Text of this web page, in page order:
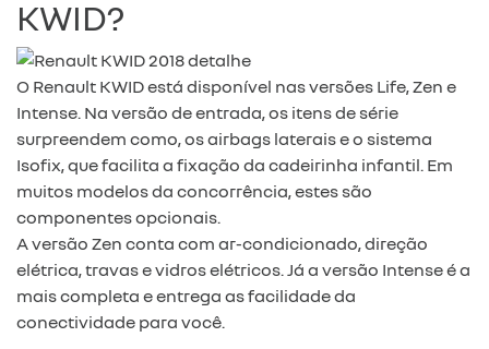
KWID?
O Renault KWID está disponível nas versões Life, Zen e
Intense. Na versão de entrada, os itens de série
surpreendem como, os airbags laterais e o sistema
Isofix, que facilita a fixação da cadeirinha infantil. Em
muitos modelos da concorrência, estes são
componentes opcionais.
A versão Zen conta com ar-condicionado, direção
elétrica, travas e vidros elétricos. Já a versão Intense é a
mais completa e entrega as facilidade da
conectividade para você.